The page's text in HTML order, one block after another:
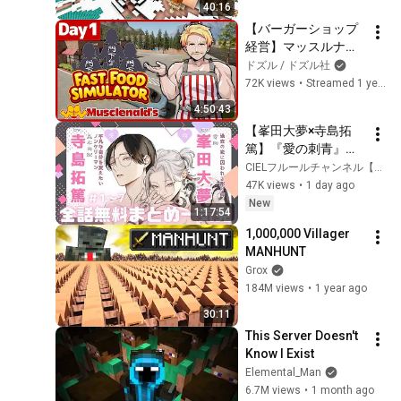
40:16
4:50:43
【バーガーショップ
経営】マッスルナル
ド開店！！1日目【ド
ズル】
ドズル / ドズル社
72K views • Streamed 1 year ago
1:17:54
【峯田大夢×寺島拓
篤】『愛の刺青』全
話まとめ #リーマン
#メガネ受け #bl
CIELフルールチャンネル【全話無料BLボイスコミック更新中】
47K views • 1 day ago
New
30:11
1,000,000 Villager
MANHUNT
Grox
184M views • 1 year ago
This Server Doesn't
Know I Exist
Elemental_Man
6.7M views • 1 month ago